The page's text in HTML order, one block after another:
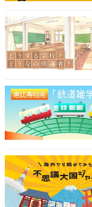
1位 浅草駅